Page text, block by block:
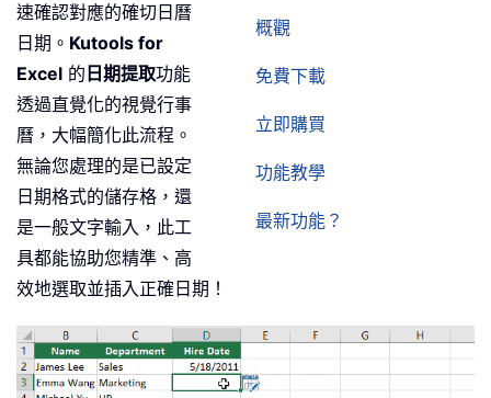
概觀
免費下載
立即購買
功能教學
最新功能？
速確認對應的確切日曆
日期。 Kutools for
Excel 的 日期提取功能
透過直覺化的視覺行事
曆，大幅簡化此流程。
無論您處理的是已設定
日期格式的儲存格，還
是一般文字輸入，此工
具都能協助您精準、高
效地選取並插入正確日期！